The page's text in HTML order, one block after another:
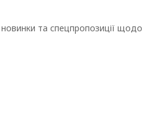
новинки та спецпропозиції щодо